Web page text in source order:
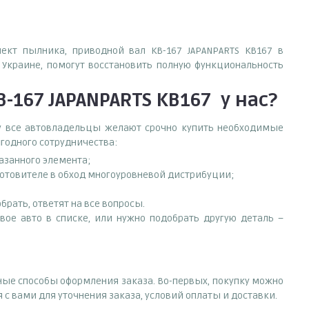
пылника, приводной вал KB-167 JAPANPARTS KB167 в
помогут восстановить полную функциональность
JAPANPARTS KB167 у нас?
все автовладельцы желают срочно купить необходимые
сотрудничества:
элемента;
в обход многоуровневой дистрибуции;
ответят на все вопросы.
авто в списке, или нужно подобрать другую деталь –
способы оформления заказа. Во-первых, покупку можно
вами для уточнения заказа, условий оплаты и доставки.